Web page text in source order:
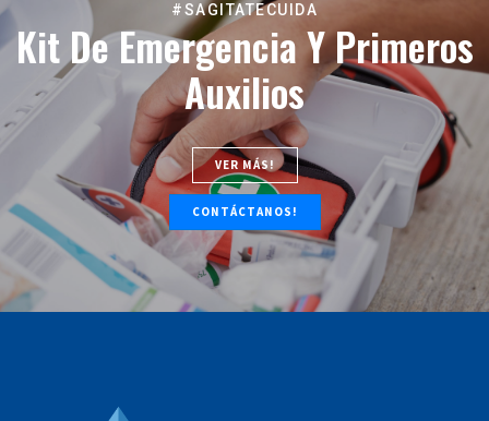
#SAGITATECUIDA
Kit De Emergencia Y Primeros
Auxilios
VER MÁS!
CONTÁCTANOS!